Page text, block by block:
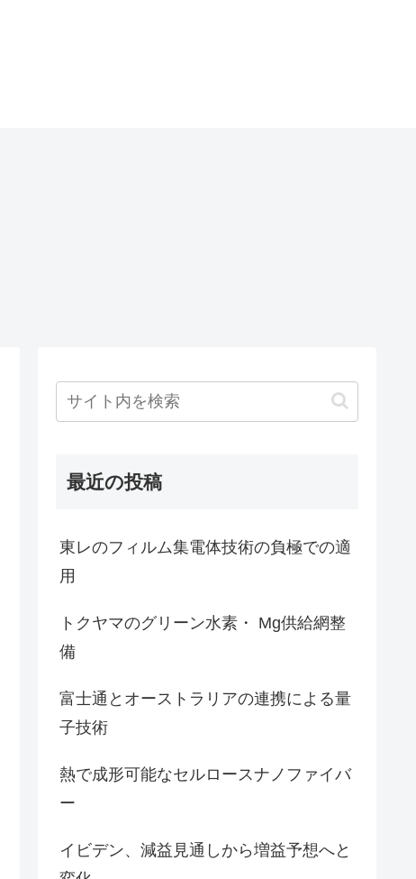
最近の投稿
東レのフィルム集電体技術の負極での適
用
トクヤマのグリーン水素・ Mg供給網整
備
富士通とオーストラリアの連携による量
子技術
熱で成形可能なセルロースナノファイバ
ー
イビデン、減益見通しから増益予想へと